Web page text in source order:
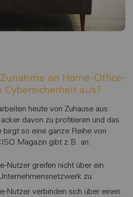
an Home-Office-
aus?
heute von Zuhause aus.
davon zu profitieren und das
so eine ganze Reihe von
Magazin gibt z.B. an:
Nutzer greifen nicht über ein
zu.
Nutzer verbinden sich über einen